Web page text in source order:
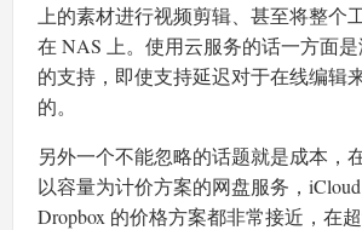
上的素材进行视频剪辑、甚至将整个
在 NAS 上。使用云服务的话一方面
的支持，即使支持延迟对于在线编辑
的。
另外一个不能忽略的话题就是成本，
以容量为计价方案的网盘服务，iCloud
Dropbox 的价格方案都非常接近，在